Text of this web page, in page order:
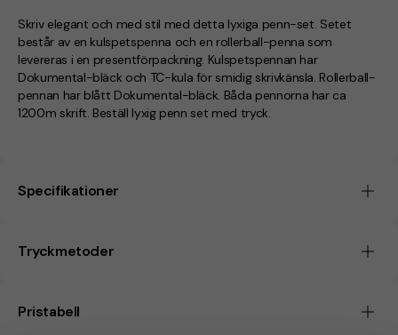
Skriv elegant och med stil med detta lyxiga penn-set. Setet
består av en kulspetspenna och en rollerball-penna som
levereras i en presentförpackning. Kulspetspennan har
Dokumental-bläck och TC-kula för smidig skrivkänsla. Rollerball-
pennan har blått Dokumental-bläck. Båda pennorna har ca
1200m skrift. Beställ lyxig penn set med tryck.
Specifikationer
Tryckmetoder
Pristabell